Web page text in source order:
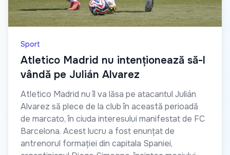
Sport
Atletico Madrid nu intenționează să-l
vândă pe Julián Alvarez
Atletico Madrid nu îl va lăsa pe atacantul Julián
Alvarez să plece de la club în această perioadă
de marcato, în ciuda interesului manifestat de FC
Barcelona. Acest lucru a fost enunțat de
antrenorul formației din capitala Spaniei,